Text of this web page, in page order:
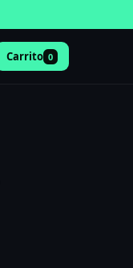
Carrito 0